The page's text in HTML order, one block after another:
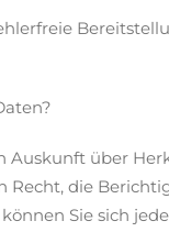
Auskunft über
die
Sie sich